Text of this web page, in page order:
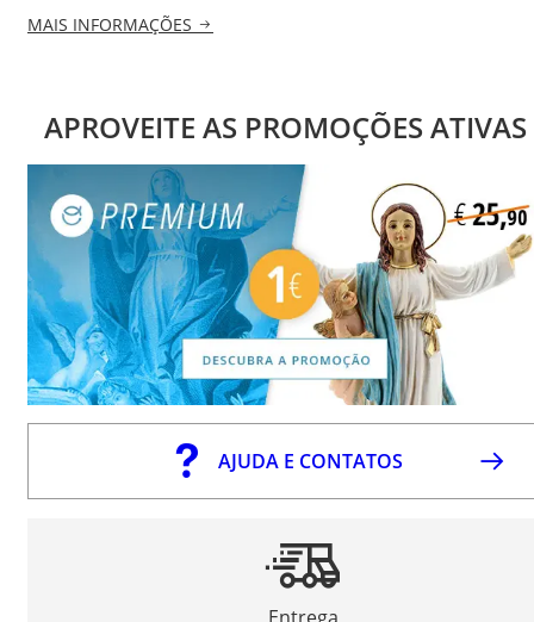
MAIS INFORMAÇÕES
APROVEITE AS PROMOÇÕES ATIVAS
AJUDA E CONTATOS